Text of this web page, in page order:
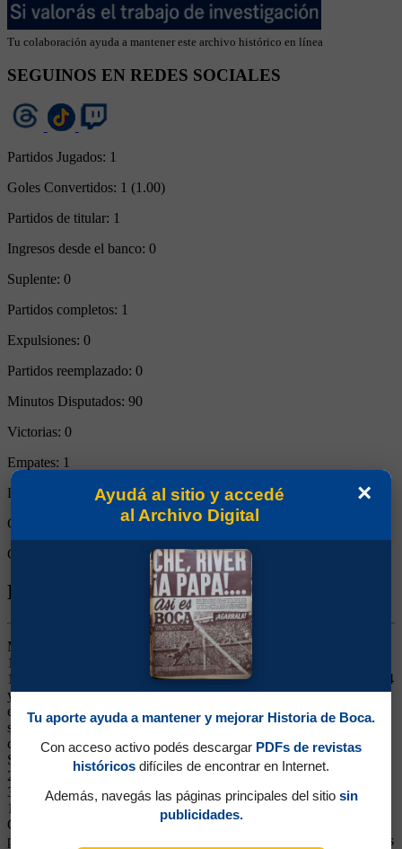
Tu colaboración ayuda a mantener este archivo histórico en línea
SEGUINOS EN REDES SOCIALES
Partidos Jugados: 1
Goles Convertidos: 1 (1.00)
Partidos de titular: 1
Ingresos desde el banco: 0
Suplente: 0
Partidos completos: 1
Expulsiones: 0
Partidos reemplazado: 0
Minutos Disputados: 90
Victorias: 0
Empates: 1
Derrotas:
Goles de Boca:
Goles rivales:
Biografía de Alfredo Elli
Medio Izquierdo. Ganó 12 títulos (Campeonatos 1919, 1920, 1923,
1924 y 1926, Copa Ibarguren 1919, Copas Competencia 1919 y
1925, Copa de Honor Cusenier 1920, Copas Ibarguren 1923 y 1924
y Copa Estímulo 1926). Llegó desde River Plate. Capitán del
equipo. Integró el equipo que fue de gira a Europa en 1925. Un
símbolo de Boca en la era amateur, jugó por 12 temporadas en el
club. El 21/04/1918 ante Estudiantil Porteño y el 30/03/1919 contra
San Lorenzo, el 22/06/1919 frente a Defensores de Belgrano, el
20/07/1919 ante Gimnasia, el 17/08/1919 frente Racing, el
31/08/1919 frente a Gimnasia, el 29/06/1921 ante Tiro Federal, el
13/11/1921, el 09/05/1926 contra El Porvenir, el 13/06/1926 ante
Colegiales y el 22/08/1926 ante Temperley ante Huracán jugó pero
posteriormente por diversos motivos, los encuentros fueron anulados
×
Ayudá al sitio y accedé
al Archivo Digital
Tu aporte ayuda a mantener y mejorar Historia de Boca.
Con acceso activo podés descargar PDFs de revistas
históricos difíciles de encontrar en Internet.
Además, navegás las páginas principales del sitio sin
publicidades.